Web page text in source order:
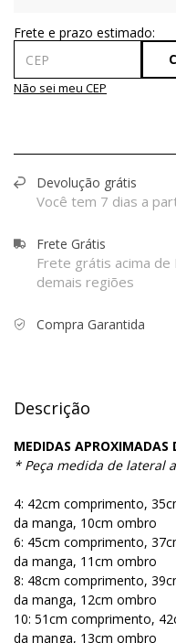
Não sei meu CEP
Devolução grátis
Você tem 7 dias a
Frete Grátis
Frete grátis acima de
demais regiões
Compra Garantida
Descrição
MEDIDAS APROXIMADAS
* Peça medida de lateral
4: 42cm comprimento,
da manga, 10cm ombro
6: 45cm comprimento,
da manga, 11cm ombro
8: 48cm comprimento,
da manga, 12cm ombro
10: 51cm comprimento,
da manga, 13cm ombro